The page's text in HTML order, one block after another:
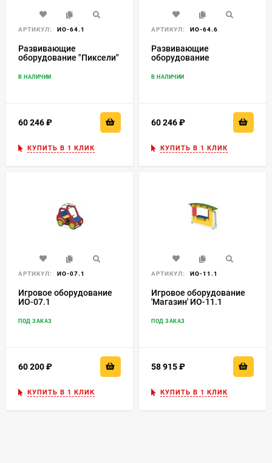
АРТИКУЛ: ИО-64.1
Развивающие
оборудование "Пиксели"
В НАЛИЧИИ
60 246
КУПИТЬ В 1 КЛИК
АРТИКУЛ: ИО-64.6
Развивающие
оборудование
В НАЛИЧИИ
60 246
КУПИТЬ В 1 КЛИК
АРТИКУЛ: ИО-07.1
Игровое оборудование
ИО-07.1
ПОД ЗАКАЗ
60 200
КУПИТЬ В 1 КЛИК
АРТИКУЛ: ИО-11.1
Игровое оборудование
'Магазин' ИО-11.1
ПОД ЗАКАЗ
58 915
КУПИТЬ В 1 КЛИК